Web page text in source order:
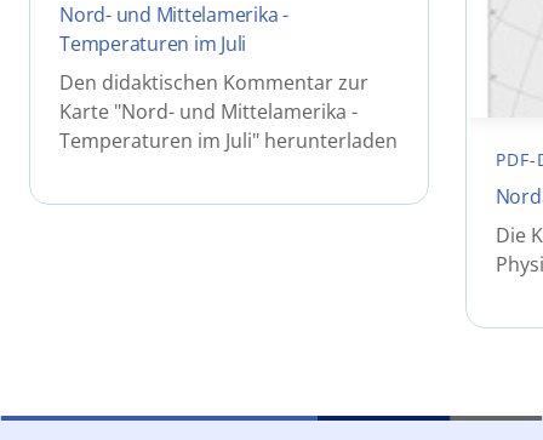
Nord- und Mittelamerika -
Temperaturen im Juli
Den didaktischen Kommentar zur
Karte "Nord- und Mittelamerika -
Temperaturen im Juli" herunterladen
PDF-
Die